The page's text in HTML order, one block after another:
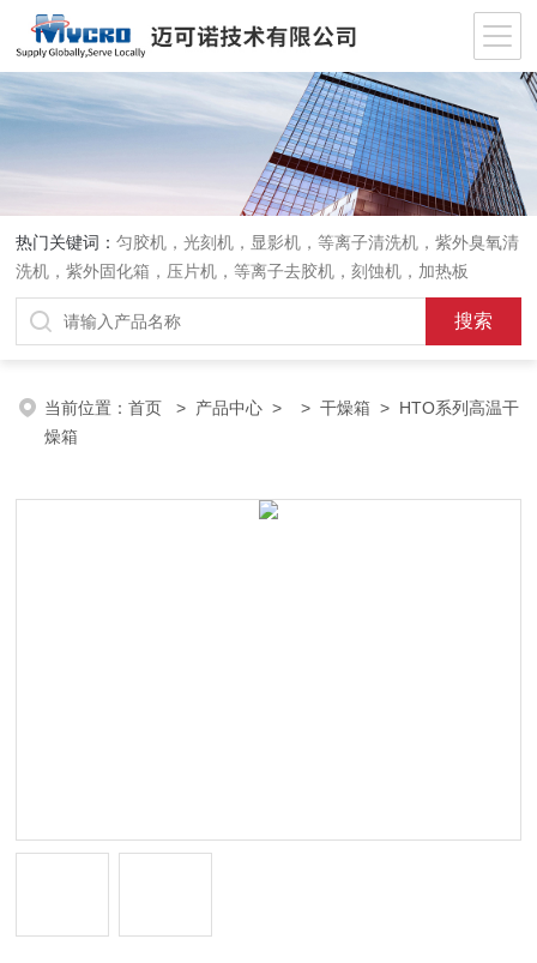
热门关键词：匀胶机，光刻机，显影机，等离子清洗机，紫外臭氧清
洗机，紫外固化箱，压片机，等离子去胶机，刻蚀机，加热板
当前位置：首页 > 产品中心 > >干燥箱 > HTO系列高温干
燥箱